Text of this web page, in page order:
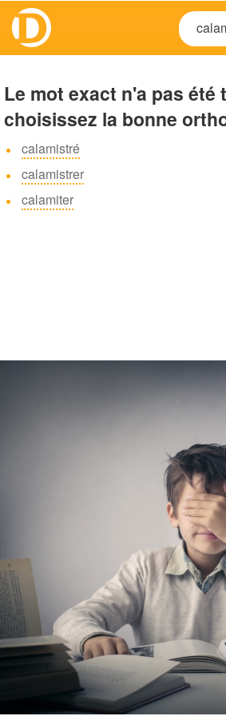
Le mot exact n'a pas été
choisissez la bonne
calamistré
calamistrer
calamiter